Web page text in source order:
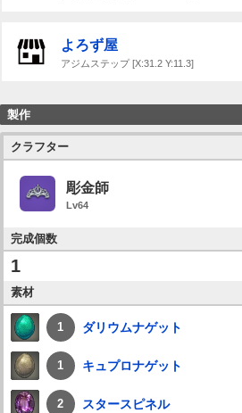
よろず屋
アジムステップ [X:31.2 Y:11.3]
製作
クラフター
彫金師
Lv64
完成個数
1
素材
1 ダリウムナゲット
1 キュプロナゲット
2 スタースピネル